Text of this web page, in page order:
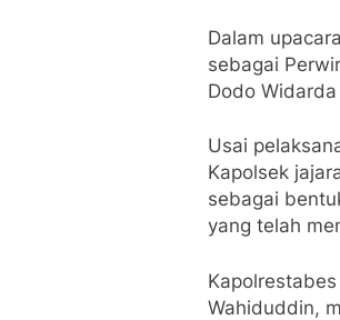
Dalam
sebagai
Dodo
Usai
Kapolsek
sebagai
yang telah
Wahiduddin,